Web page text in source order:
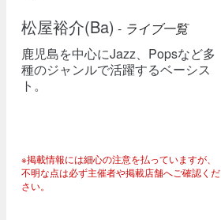
松屋裕介(Ba) - ライブ一覧
鹿児島を中心にJazz、Popsなど多
種のジャンルで活躍するベーシス
ト。
※掲載情報には細心の注意を払っていますが、
不明な点は必ず主催者や掲載店舗へご確認くだ
さい。